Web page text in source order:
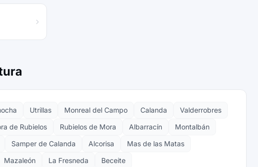
Utrillas Monreal del Campo Calanda
Valderrobres
de Rubielos Rubielos de Mora Albarracín
Montalbán
Samper de Calanda Alcorisa
Mas de las Matas
Mazaleón La Fresneda Beceite